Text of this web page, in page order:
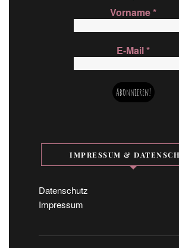
Vorname*
E-Mail*
IMPRESSUM &
Datenschutz
Impressum